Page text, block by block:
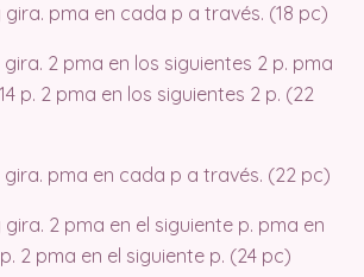
gira. pma en cada p a través. (18 pc)
gira. 2 pma en los siguientes 2 p. pma
p. 2 pma en los siguientes 2 p. (22
gira. pma en cada p a través. (22 pc)
gira. 2 pma en el siguiente p. pma en
2 pma en el siguiente p. (24 pc)